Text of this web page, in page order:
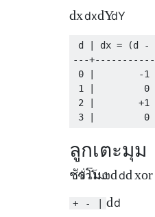
dxdxdYdY
d dx = (d -
---
0
-1
1
0
2
+1
3
0
ลูกเตะมุม
ชั่วโมง
ชั่วโมงd dd xor
+ - d d